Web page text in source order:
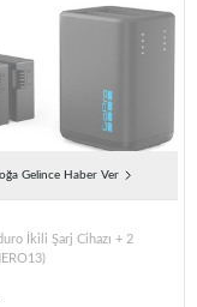
Gelince Haber Ver
İkili Şarj Cihazı + 2